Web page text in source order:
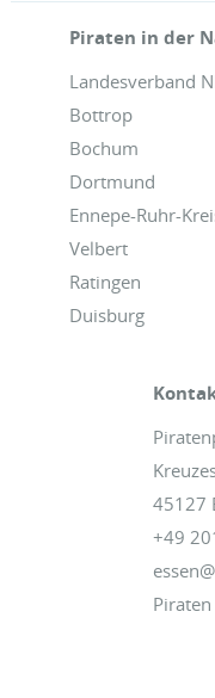
Piraten in der
Landesverband
Bottrop
Bochum
Dortmund
Ennepe-Ruhr-
Velbert
Ratingen
Duisburg
45127
+49